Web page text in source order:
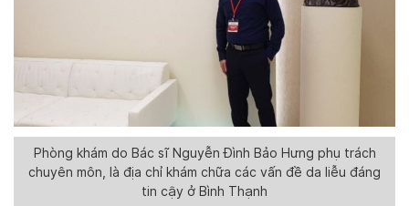
Phòng khám do Bác sĩ Nguyễn Đình Bảo Hưng phụ trách
chuyên môn, là địa chỉ khám chữa các vấn đề da liễu đáng
tin cậy ở Bình Thạnh